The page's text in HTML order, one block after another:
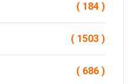
( 184 )
( 1503 )
( 686 )